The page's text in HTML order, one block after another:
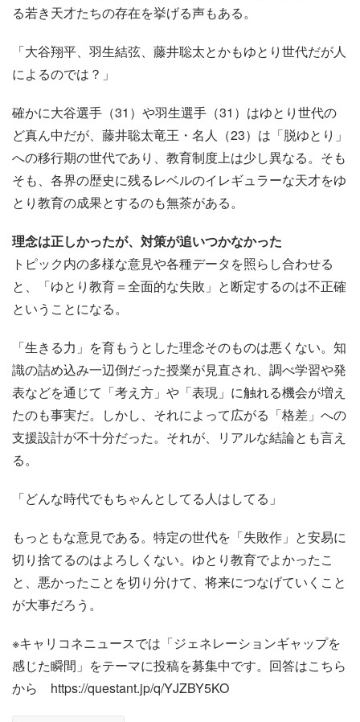
る若き天才たちの存在を挙げる声もある。
「大谷翔平、羽生結弦、藤井聡太とかもゆとり世代だが人
によるのでは？」
確かに大谷選手（31）や羽生選手（31）はゆとり世代の
ど真ん中だが、藤井聡太竜王・名人（23）は「脱ゆとり」
への移行期の世代であり、教育制度上は少し異なる。そも
そも、各界の歴史に残るレベルのイレギュラーな天才をゆ
とり教育の成果とするのも無茶がある。
理念は正しかったが、対策が追いつかなかった
トピック内の多様な意見や各種データを照らし合わせる
と、「ゆとり教育＝全面的な失敗」と断定するのは不正確
ということになる。
「生きる力」を育もうとした理念そのものは悪くない。知
識の詰め込み一辺倒だった授業が見直され、調べ学習や発
表などを通じて「考え方」や「表現」に触れる機会が増え
たのも事実だ。しかし、それによって広がる「格差」への
支援設計が不十分だった。それが、リアルな結論とも言え
る。
「どんな時代でもちゃんとしてる人はしてる」
もっともな意見である。特定の世代を「失敗作」と安易に
切り捨てるのはよろしくない。ゆとり教育でよかったこ
と、悪かったことを切り分けて、将来につなげていくこと
が大事だろう。
※キャリコネニュースでは「ジェネレーションギャップを
感じた瞬間」をテーマに投稿を募集中です。回答はこちら
から https://questant.jp/q/YJZBY5KO